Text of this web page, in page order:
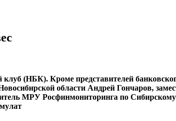
(НБК). Кроме представителей
области Андрей Гончаров,
МРУ Росфинмониторинга по